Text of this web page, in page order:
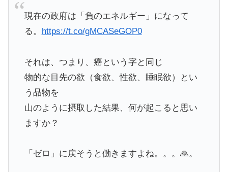
現在の政府は「負のエネルギー」になって
る。 https://t.co/gMCASeGOP0
それは、つまり、癌という字と同じ
物的な目先の欲（食欲、性欲、睡眠欲）とい
う品物を
山のように摂取した結果、何が起こると思い
ますか？
「ゼロ」に戻そうと働きますよね。。。🙏。